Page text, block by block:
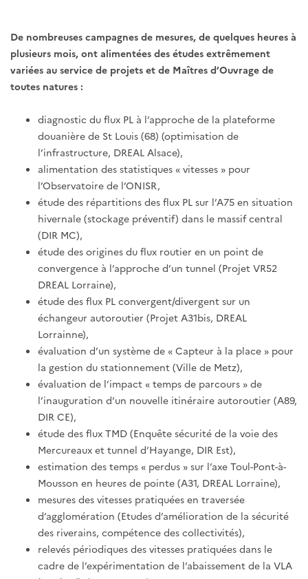
De nombreuses campagnes de mesures, de quelques heures à
plusieurs mois, ont alimentées des études extrêmement
variées au service de projets et de Maîtres d’Ouvrage de
toutes natures :
diagnostic du flux PL à l’approche de la plateforme
douanière de St Louis (68) (optimisation de
l’infrastructure, DREAL Alsace),
alimentation des statistiques « vitesses » pour
l’Observatoire de l’ONISR,
étude des répartitions des flux PL sur l’A75 en situation
hivernale (stockage préventif) dans le massif central
(DIR MC),
étude des origines du flux routier en un point de
convergence à l’approche d’un tunnel (Projet VR52
DREAL Lorraine),
étude des flux PL convergent/divergent sur un
échangeur autoroutier (Projet A31bis, DREAL
Lorrainne),
évaluation d’un système de « Capteur à la place » pour
la gestion du stationnement (Ville de Metz),
évaluation de l’impact « temps de parcours » de
l’inauguration d’un nouvelle itinéraire autoroutier (A89,
DIR CE),
étude des flux TMD (Enquête sécurité de la voie des
Mercureaux et tunnel d’Hayange, DIR Est),
estimation des temps « perdus » sur l’axe Toul-Pont-à-
Mousson en heures de pointe (A31, DREAL Lorraine),
mesures des vitesses pratiquées en traversée
d’agglomération (Etudes d’amélioration de la sécurité
des riverains, compétence des collectivités),
relevés périodiques des vitesses pratiquées dans le
cadre de l’expérimentation de l’abaissement de la VLA